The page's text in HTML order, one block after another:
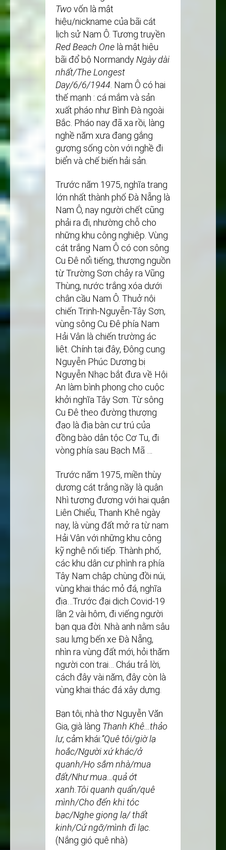
Two vốn là mật
hiệu/nickname của bãi cát
lịch sử Nam Ô. Tương truyền
Red Beach One là mật hiệu
bãi đổ bộ NormandyNgày dài
nhất/The Longest
Day/6/6/1944 . Nam Ô có hai
thế mạnh : cá mắm và sản
xuất pháo như Bình Đà ngoài
Bắc. Pháo nay đã xa rồi, làng
nghề năm xưa đang gắng
gượng sống còn với nghề đi
biển và chế biến hải sản.
Trước năm 1975, nghĩa trang
lớn nhất thành phố Đà Nẵng là
Nam Ô, nay người chết cũng
phải ra đi, nhường chỗ cho
những khu công nghiệp. Vùng
cát trắng Nam Ô có con sông
Cu Đê nổi tiếng, thượng nguồn
từ Trường Sơn chảy ra Vũng
Thùng, nước trắng xóa dưới
chân cầu Nam Ô. Thuở nội
chiến Trịnh-Nguyễn-Tây Sơn,
vùng sông Cu Đê phía Nam
Hải Vân là chiến trường ác
liệt. Chính tại đây, Đông cung
Nguyễn Phúc Dương bị
Nguyễn Nhạc bắt đưa về Hội
An làm bình phong cho cuộc
khởi nghĩa Tây Sơn. Từ sông
Cu Đê theo đường thượng
đạo là địa bàn cư trú của
đồng bào dân tộc Cơ Tu, đi
vòng phía sau Bạch Mã …
Trước năm 1975, miền thùy
dương cát trắng nầy là quận
Nhì tương đương với hai quận
Liên Chiểu, Thanh Khê ngày
nay, là vùng đất mở ra từ nam
Hải Vân với những khu công
kỹ nghệ nối tiếp. Thành phố,
các khu dân cư phình ra phía
Tây Nam chập chùng đồi núi,
vùng khai thác mỏ đá, nghĩa
địa…Trước đại dịch Covid-19
lần 2 vài hôm, đi viếng người
bạn qua đời. Nhà anh nằm sâu
sau lưng bến xe Đà Nẵng,
nhìn ra vùng đất mới, hỏi thăm
người con trai… Cháu trả lời,
cách đây vài năm, đây còn là
vùng khai thác đá xây dựng.
Bạn tôi, nhà thơ Nguyễn Văn
Gia, già làng Thanh Khê…thảo
lư, cảm khái:’’Quê tôi/giờ lạ
hoắc/Người xứ khác/ở
quanh/Họ sắm nhà/mua
đất/Như mua…quả ớt
xanh.Tôi quanh quẩn/quê
mình/Cho đến khi tóc
bạc/Nghe giọng lạ/ thất
kinh/Cứ ngỡ/mình đi lạc
(Nắng gió quê nhà)